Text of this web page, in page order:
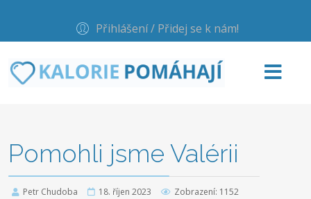
Přihlášení / Přidej se k nám!
Pomohli jsme Valérii
Petr Chudoba 18. říjen 2023
Zobrazení: 1152